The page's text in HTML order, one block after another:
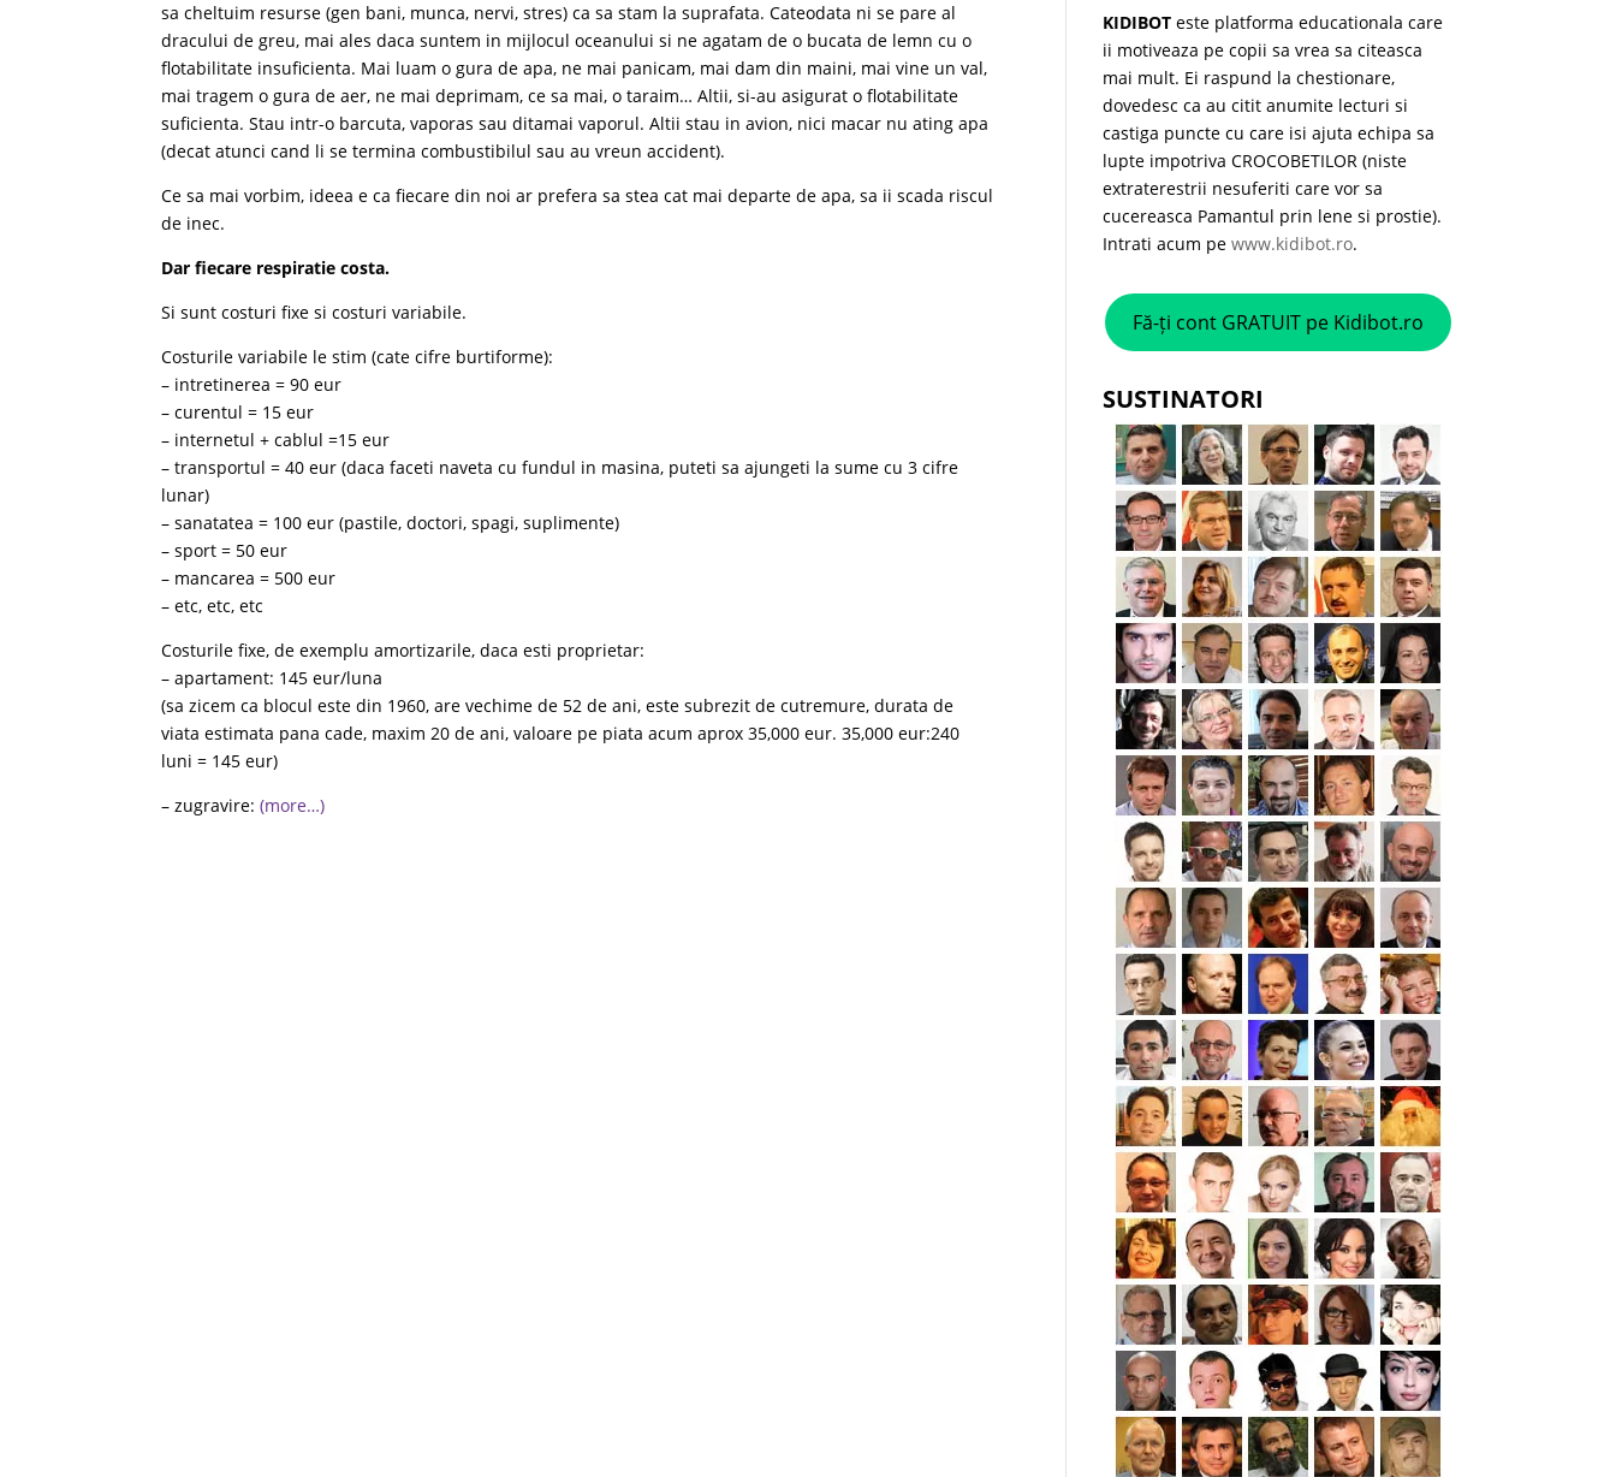
sa cheltuim resurse (gen bani, munca, nervi, stres) ca sa stam la suprafata. Cateodata ni se pare al
dracului de greu, mai ales daca suntem in mijlocul oceanului si ne agatam de o bucata de lemn cu o
flotabilitate insuficienta. Mai luam o gura de apa, ne mai panicam, mai dam din maini, mai vine un val,
mai tragem o gura de aer, ne mai deprimam, ce sa mai, o taraim… Altii, si-au asigurat o flotabilitate
suficienta. Stau intr-o barcuta, vaporas sau ditamai vaporul. Altii stau in avion, nici macar nu ating apa
(decat atunci cand li se termina combustibilul sau au vreun accident).
Ce sa mai vorbim, ideea e ca fiecare din noi ar prefera sa stea cat mai departe de apa, sa ii scada riscul
de inec.
Dar fiecare respiratie costa.
Si sunt costuri fixe si costuri variabile.
Costurile variabile le stim (cate cifre burtiforme):
– intretinerea = 90 eur
– curentul = 15 eur
– internetul + cablul =15 eur
– transportul = 40 eur (daca faceti naveta cu fundul in masina, puteti sa ajungeti la sume cu 3 cifre
lunar)
– sanatatea = 100 eur (pastile, doctori, spagi, suplimente)
– sport = 50 eur
– mancarea = 500 eur
– etc, etc, etc
Costurile fixe, de exemplu amortizarile, daca esti proprietar:
– apartament: 145 eur/luna
(sa zicem ca blocul este din 1960, are vechime de 52 de ani, este subrezit de cutremure, durata de
viata estimata pana cade, maxim 20 de ani, valoare pe piata acum aprox 35,000 eur. 35,000 eur:240
luni = 145 eur)
– zugravire:(more…)
KIDIBOT este platforma educationala care
ii motiveaza pe copii sa vrea sa citeasca
mai mult. Ei raspund la chestionare,
dovedesc ca au citit anumite lecturi si
castiga puncte cu care isi ajuta echipa sa
lupte impotriva CROCOBETILOR (niste
extraterestrii nesuferiti care vor sa
cucereasca Pamantul prin lene si prostie).
Intrati acum pewww.kidibot.ro.
Fă-ți cont GRATUIT pe Kidibot.ro
SUSTINATORI